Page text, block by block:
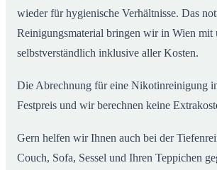
wieder für hygienische Verhältnisse. Das
Reinigungsmaterial bringen wir in Wien mit
selbstverständlich inklusive aller Kosten.
Die Abrechnung für eine Nikotinreinigung
Festpreis und wir berechnen keine
Gern helfen wir Ihnen auch bei der
Couch, Sofa, Sessel und Ihren Teppichen